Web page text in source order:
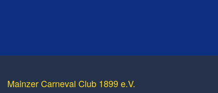
Mainzer Carneval Club 1899 e.V.